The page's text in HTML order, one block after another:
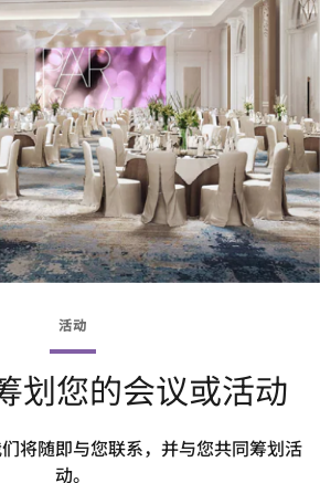
活动
划您的会议或活动
将随即与您联系，并与您共同筹划活
动。